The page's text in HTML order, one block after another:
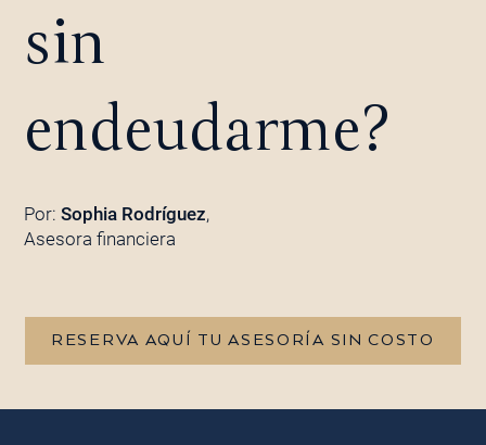
sin
endeudarme?
Por: Sophia Rodríguez,
Asesora financiera
RESERVA AQUÍ TU ASESORÍA SIN COSTO